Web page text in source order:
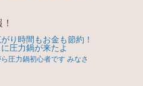
り時間もお金も節約！
圧力鍋が来たよ
圧力鍋初心者です みなさ